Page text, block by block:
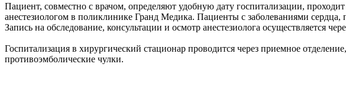
Пациент, совместно с врачом, определяют удобную дату госпитализации,
анестезиологом в поликлинике Гранд Медика. Пациенты с заболеваниями
Запись на обследование, консультации и осмотр анестезиолога осуществляется
Госпитализация в хирургический стационар проводится через приемное
противоэмболические чулки.